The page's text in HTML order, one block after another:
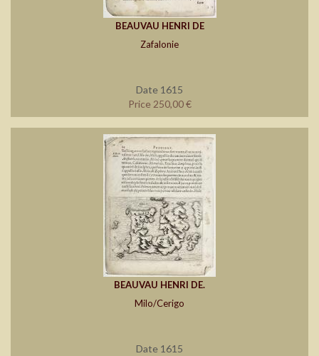
BEAUVAU HENRI DE
Zafalonie
Date 1615
Price 250,00 €
BEAUVAU HENRI DE.
Milo/Cerigo
Date 1615